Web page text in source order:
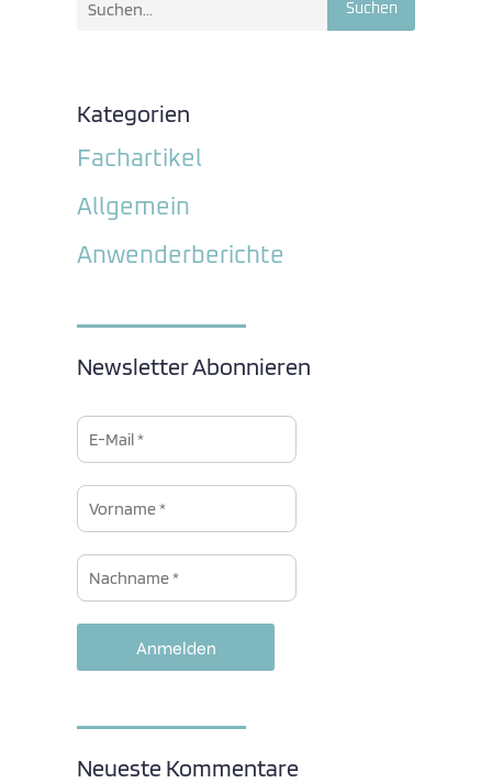
Suchen
Kategorien
Fachartikel
Allgemein
Anwenderberichte
Newsletter Abonnieren
Neueste Kommentare